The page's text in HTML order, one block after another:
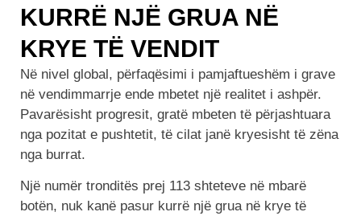
KURRË NJË GRUA NË
KRYE TË VENDIT
Në nivel global, përfaqësimi i pamjaftueshëm i grave
në vendimmarrje ende mbetet një realitet i ashpër.
Pavarësisht progresit, gratë mbeten të përjashtuara
nga pozitat e pushtetit, të cilat janë kryesisht të zëna
nga burrat.
Një numër tronditës prej 113 shteteve në mbarë
botën, nuk kanë pasur kurrë një grua në krye të